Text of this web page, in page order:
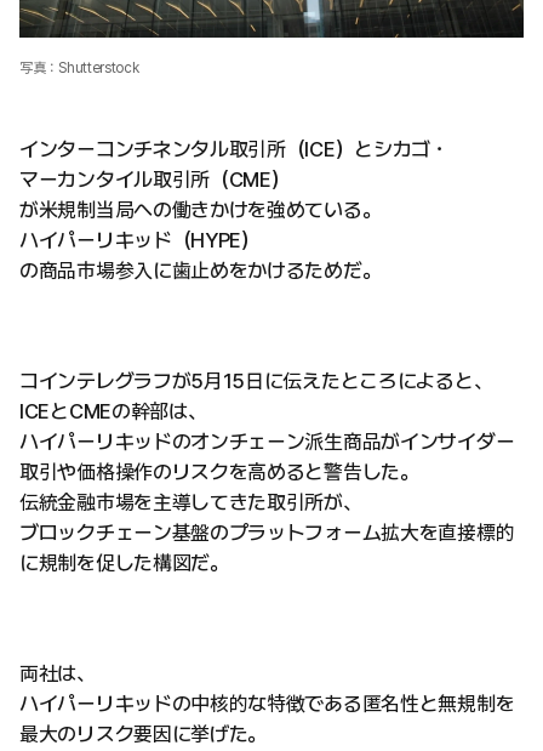
写真：Shutterstock
インターコンチネンタル取引所（ICE）とシカゴ・
マーカンタイル取引所（CME）
が米規制当局への働きかけを強めている。
ハイパーリキッド（HYPE）
の商品市場参入に歯止めをかけるためだ。
コインテレグラフが5月15日に伝えたところによると、
ICEとCMEの幹部は、
ハイパーリキッドのオンチェーン派生商品がインサイダー
取引や価格操作のリスクを高めると警告した。
伝統金融市場を主導してきた取引所が、
ブロックチェーン基盤のプラットフォーム拡大を直接標的
に規制を促した構図だ。
両社は、
ハイパーリキッドの中核的な特徴である匿名性と無規制を
最大のリスク要因に挙げた。